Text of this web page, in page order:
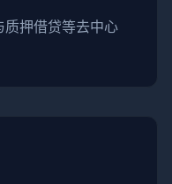
押借贷等去中心